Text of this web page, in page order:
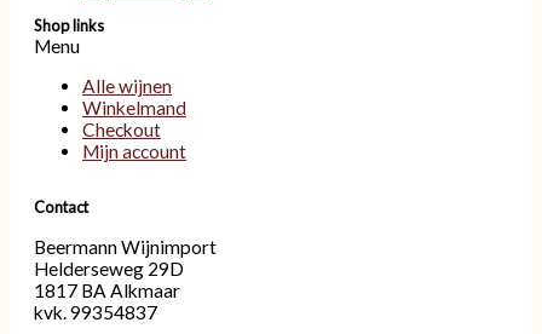
Shop links
Menu
Alle wijnen
Winkelmand
Checkout
Mijn account
Contact
Beermann Wijnimport
Helderseweg 29D
1817 BA Alkmaar
kvk. 99354837